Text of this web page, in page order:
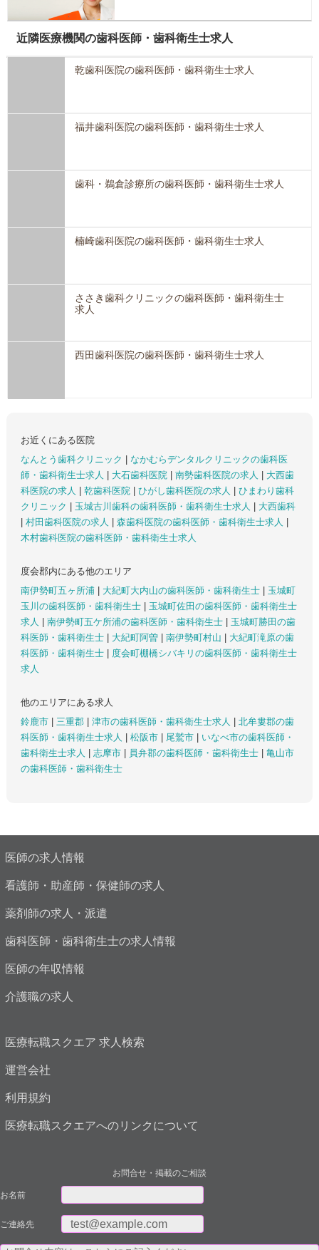
近隣医療機関の歯科医師・歯科衛生士求人
乾歯科医院の歯科医師・歯科衛生士求人
福井歯科医院の歯科医師・歯科衛生士求人
歯科・鵜倉診療所の歯科医師・歯科衛生士求人
楠崎歯科医院の歯科医師・歯科衛生士求人
ささき歯科クリニックの歯科医師・歯科衛生士
求人
西田歯科医院の歯科医師・歯科衛生士求人
お近くにある医院
なんとう歯科クリニック
なかむらデンタルクリニックの歯科医
師・歯科衛生士求人
大石歯科医院 南勢歯科医院の求人
大西歯
科医院の求人
乾歯科医院 ひがし歯科医院の求人
ひまわり歯科
クリニック
玉城古川歯科の歯科医師・歯科衛生士求人
大西歯科
村田歯科医院の求人 森歯科医院の歯科医師・歯科衛生士求人
木村歯科医院の歯科医師・歯科衛生士求人
度会郡内にある他のエリア
南伊勢町五ヶ所浦
大紀町大内山の歯科医師・歯科衛生士
玉城町
玉川の歯科医師・歯科衛生士
玉城町佐田の歯科医師・歯科衛生士
求人
南伊勢町五ケ所浦の歯科医師・歯科衛生士
玉城町勝田の歯
科医師・歯科衛生士
大紀町阿曽 南伊勢町村山
大紀町滝原の歯
科医師・歯科衛生士
度会町棚橋シバキリの歯科医師・歯科衛生士
求人
他のエリアにある求人
鈴鹿市
三重郡 津市の歯科医師・歯科衛生士求人
北牟婁郡の歯
科医師・歯科衛生士求人
松阪市 尾鷲市
いなべ市の歯科医師・
歯科衛生士求人
志摩市 員弁郡の歯科医師・歯科衛生士
亀山市
の歯科医師・歯科衛生士
医師の求人情報
看護師・助産師・保健師の求人
薬剤師の求人・派遣
歯科医師・歯科衛生士の求人情報
医師の年収情報
介護職の求人
医療転職スクエア 求人検索
運営会社
利用規約
医療転職スクエアへのリンクについて
お問合せ・掲載のご相談
お名前
ご連絡先